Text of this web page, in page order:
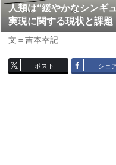
人類は“緩やかなシンギ
実現に関する現状と課題
文＝吉本幸記
ポスト シェ